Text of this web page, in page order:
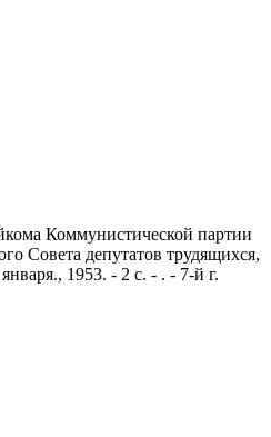
Коммунистической партии
Совета депутатов трудящихся,
1953. - 2 с. - . - 7-й г.